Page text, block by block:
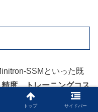
SSMといった既
精度、トレーニングコス
性
を示しています。特
トップ サイドバー